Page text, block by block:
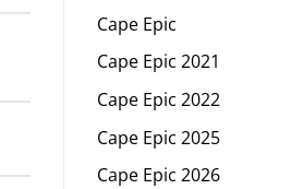
Cape Epic
Cape Epic 2021
Cape Epic 2022
Cape Epic 2025
Cape Epic 2026